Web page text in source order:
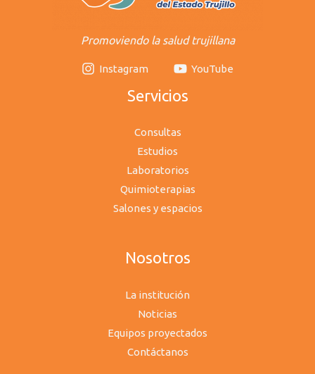
Promoviendo la salud trujillana
Instagram YouTube
Servicios
Consultas
Estudios
Laboratorios
Quimioterapias
Salones y espacios
Nosotros
La institución
Noticias
Equipos proyectados
Contáctanos